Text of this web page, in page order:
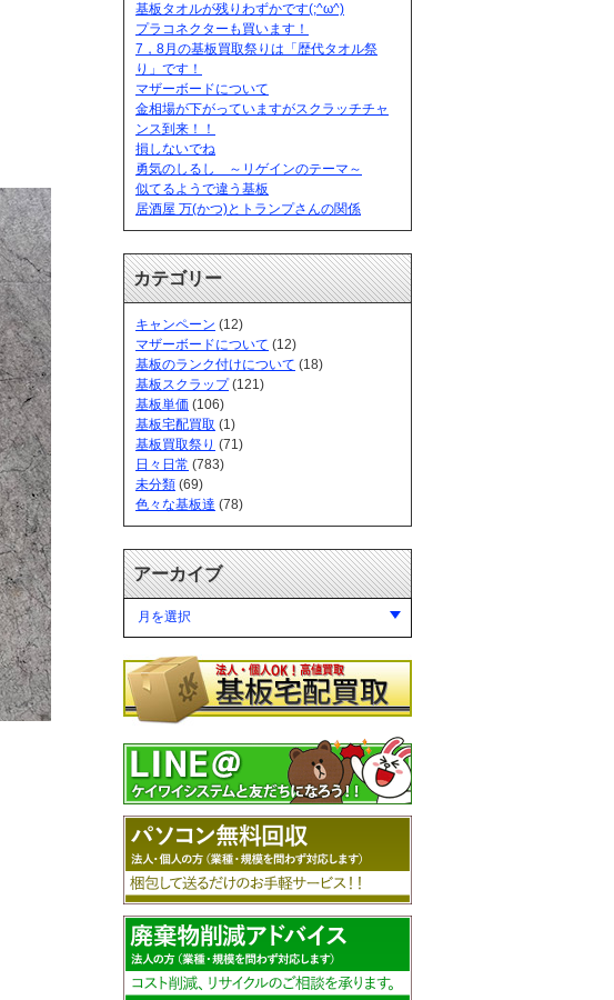
基板タオルが残りわずかです(;^ω^)
プラコネクターも買います！
7，8月の基板買取祭りは「歴代タオル祭
り」です！
マザーボードについて
金相場が下がっていますがスクラッチチャ
ンス到来！！
損しないでね
勇気のしるし ～リゲインのテーマ～
似てるようで違う基板
居酒屋 万(かつ)とトランプさんの関係
カテゴリー
キャンペーン (12)
マザーボードについて (12)
基板のランク付けについて (18)
基板スクラップ(121)
基板単価 (106)
基板宅配買取 (1)
基板買取祭り (71)
日々日常 (783)
未分類 (69)
色々な基板達 (78)
アーカイブ